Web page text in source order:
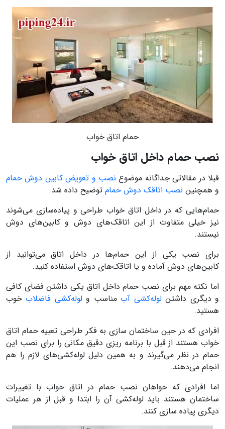
حمام اتاق خواب
نصب حمام داخل اتاق خواب
قبلا در مقالاتی جداگانه موضوع نصب و تعویض کابین دوش حمام
و همچنین نصب اتاقک دوش حمام توضیح داده شد.
حمام‌هایی که در داخل اتاق خواب طراحی و پیاده‌سازی می‌شوند
نیز خیلی متفاوت از این اتاقک‌های دوش و کابین‌های دوش
نیستند.
برای نصب یکی از این حمام‌ها در داخل اتاق می‌توانید از
کابین‌های دوش آماده و یا اتاقک‌های دوش استفاده کنید.
اما نکته مهم برای نصب حمام داخل اتاق یکی داشتن فضای کافی
و دیگری داشتن لوله‌کشی آبمناسب و لوله‌کشی فاضلابخوب
هستید.
افرادی که در حین ساختمان سازی به فکر طراحی تعبیه حمام اتاق
خواب هستند از قبل با برنامه ریزی دقیق مکانی را برای نصب این
حمام در نظر می‌گیرند و به همین دلیل لوله‌کشی‌های لازم را هم
انجام می‌دهند.
اما افرادی که خواهان نصب حمام در اتاق خواب با تغییرات
ساختمان هستند باید لوله‌کشی آن را ابتدا و قبل از هر عملیات
دیگری پیاده سازی کنند.